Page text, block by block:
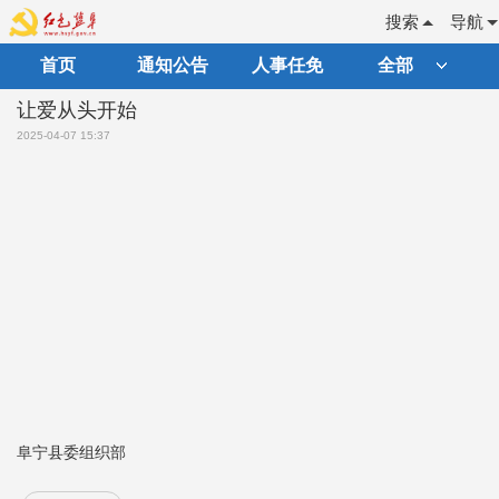
导航
搜索
首页 通知公告 人事任免 全部
让爱从头开始
2025-04-07 15:37
阜宁县委组织部